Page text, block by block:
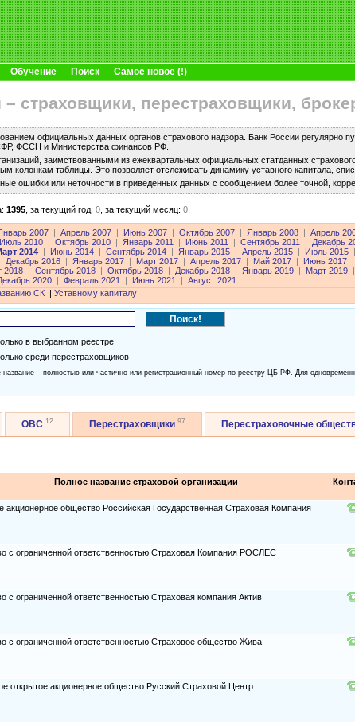
Обучение Поиск Самое новое (!)
– страховщики, перестраховщики,
официальных данных органов страхового надзора. Банк России регулярно
ФССН и Министерства финансов РФ.
заимствованными из ежеквартальных официальных статданных
колонкам таблицы. Это позволяет отслеживать динамику уставного капитала,
ошибки или неточности в приведенных данных с сообщением более точной,
1395 за текущий год: 0 за текущий месяц: 0
2007 Апрель 2007 Июнь 2007 Октябрь 2007 Январь 2008 Апрель
Июль 2010 Октябрь 2010 Январь 2011 Июнь 2011 Сентябрь 2011 Декабрь
2014 Июнь 2014 Сентябрь 2014 Январь 2015 Апрель 2015 Июль 2015
Декабрь 2016 Январь 2017 Март 2017 Апрель 2017 Май 2017 Июнь 2017
2018 Сентябрь 2018 Октябрь 2018 Декабрь 2018 Январь 2019 Март 2019
2020 Февраль 2021 Июнь 2021
Август 2021
СК Уставному капиталу
в выбранном реестре
среди перестраховщиков
– полностью или частично или регистрационный номер по реестру ЦБ РФ. Для
ОВС 12 Перестраховщики 97 Перестраховочные
Полное название страховой организации
акционерное общество Российская Государственная Страховая Компания
с ограниченной ответственностью Страховая Компания РОСЛЕС
с ограниченной ответственностью Страховая компания Актив
с ограниченной ответственностью Страховое общество Жива
открытое акционерное общество Русский Страховой Центр